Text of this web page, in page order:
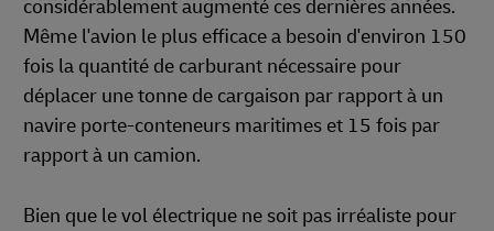
considérablement augmenté ces dernières années.
Même l'avion le plus efficace a besoin d'environ 150
fois la quantité de carburant nécessaire pour
déplacer une tonne de cargaison par rapport à un
navire porte-conteneurs maritimes et 15 fois par
rapport à un camion.
Bien que le vol électrique ne soit pas irréaliste pour